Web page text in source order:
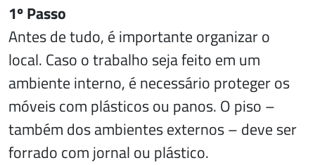
1º Passo
Antes de tudo, é importante organizar o
local. Caso o trabalho seja feito em um
ambiente interno, é necessário proteger os
móveis com plásticos ou panos. O piso –
também dos ambientes externos – deve ser
forrado com jornal ou plástico.